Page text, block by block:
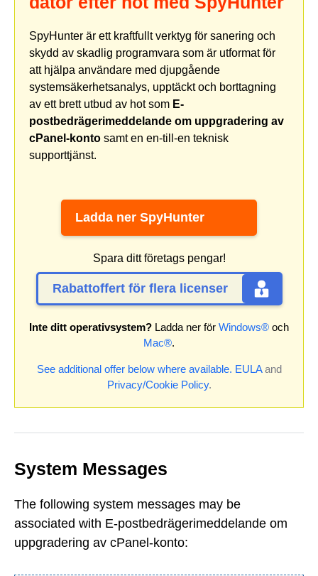
SpyHunter är ett kraftfullt verktyg för sanering och
skydd av skadlig programvara som är utformat för
att hjälpa användare med djupgående
systemsäkerhetsanalys, upptäckt och borttagning
av ett brett utbud av hot som E-
postbedrägerimeddelande om uppgradering av
cPanel-konto samt en en-till-en teknisk
supporttjänst.
Ladda ner SpyHunter
Spara ditt företags pengar!
Rabattoffert för flera licenser
Inte ditt operativsystem? Ladda ner för Windows® och
Mac®.
See additional offer below where available. EULAand
Privacy/Cookie Policy.
System Messages
The following system messages may be
associated with E-postbedrägerimeddelande om
uppgradering av cPanel-konto: